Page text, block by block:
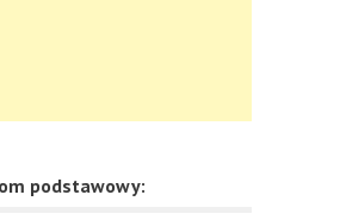
podstawowy: